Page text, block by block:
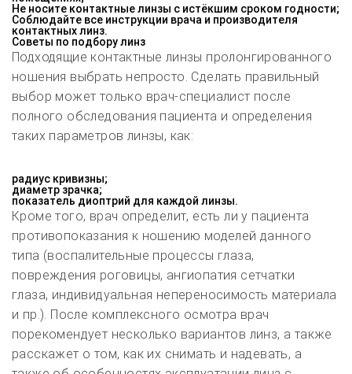
Не носите контактные линзы с истёкшим сроком годности;
Соблюдайте все инструкции врача и производителя
контактных линз.
Советы по подбору линз
Подходящие контактные линзы пролонгированного
ношения выбрать непросто. Сделать правильный
выбор может только врач-специалист после
полного обследования пациента и определения
таких параметров линзы, как:
радиус кривизны;
диаметр зрачка;
показатель диоптрий для каждой линзы.
Кроме того, врач определит, есть ли у пациента
противопоказания к ношению моделей данного
типа (воспалительные процессы глаза,
повреждения роговицы, ангиопатия сетчатки
глаза, индивидуальная непереносимость материала
и пр.). После комплексного осмотра врач
порекомендует несколько вариантов линз, а также
расскажет о том, как их снимать и надевать, а